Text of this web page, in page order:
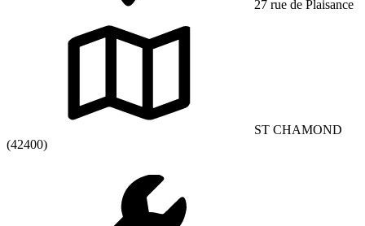
27 rue de Plaisance
ST CHAMOND
(42400)